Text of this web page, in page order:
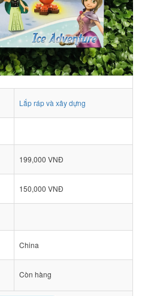
Lắp ráp và xây dựng
199,000 VNĐ
150,000 VNĐ
China
Còn hàng